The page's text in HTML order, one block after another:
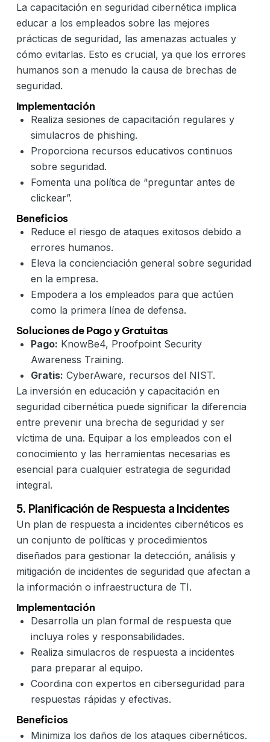
La capacitación en seguridad cibernética implica
educar a los empleados sobre las mejores
prácticas de seguridad, las amenazas actuales y
cómo evitarlas. Esto es crucial, ya que los errores
humanos son a menudo la causa de brechas de
seguridad.
Implementación
Realiza sesiones de capacitación regulares y
simulacros de phishing.
Proporciona recursos educativos continuos
sobre seguridad.
Fomenta una política de “preguntar antes de
clickear”.
Beneficios
Reduce el riesgo de ataques exitosos debido a
errores humanos.
Eleva la concienciación general sobre seguridad
en la empresa.
Empodera a los empleados para que actúen
como la primera línea de defensa.
Soluciones de Pago y Gratuitas
Pago: KnowBe4, Proofpoint Security
Awareness Training.
Gratis: CyberAware, recursos del NIST.
La inversión en educación y capacitación en
seguridad cibernética puede significar la diferencia
entre prevenir una brecha de seguridad y ser
víctima de una. Equipar a los empleados con el
conocimiento y las herramientas necesarias es
esencial para cualquier estrategia de seguridad
integral.
5. Planificación de Respuesta a Incidentes
Un plan de respuesta a incidentes cibernéticos es
un conjunto de políticas y procedimientos
diseñados para gestionar la detección, análisis y
mitigación de incidentes de seguridad que afectan a
la información o infraestructura de TI.
Implementación
Desarrolla un plan formal de respuesta que
incluya roles y responsabilidades.
Realiza simulacros de respuesta a incidentes
para preparar al equipo.
Coordina con expertos en ciberseguridad para
respuestas rápidas y efectivas.
Beneficios
Minimiza los daños de los ataques cibernéticos.